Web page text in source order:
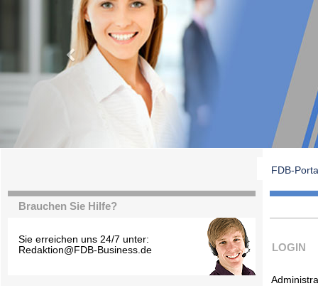
FDB-
Brauchen Sie Hilfe?
Sie erreichen uns 24/7 unter:
Redaktion@FDB-Business.de
LOGIN